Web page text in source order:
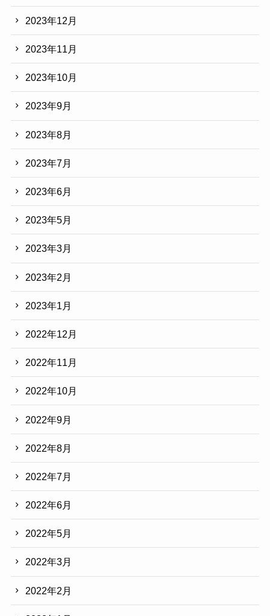
2023年12月
2023年11月
2023年10月
2023年9月
2023年8月
2023年7月
2023年6月
2023年5月
2023年3月
2023年2月
2023年1月
2022年12月
2022年11月
2022年10月
2022年9月
2022年8月
2022年7月
2022年6月
2022年5月
2022年3月
2022年2月